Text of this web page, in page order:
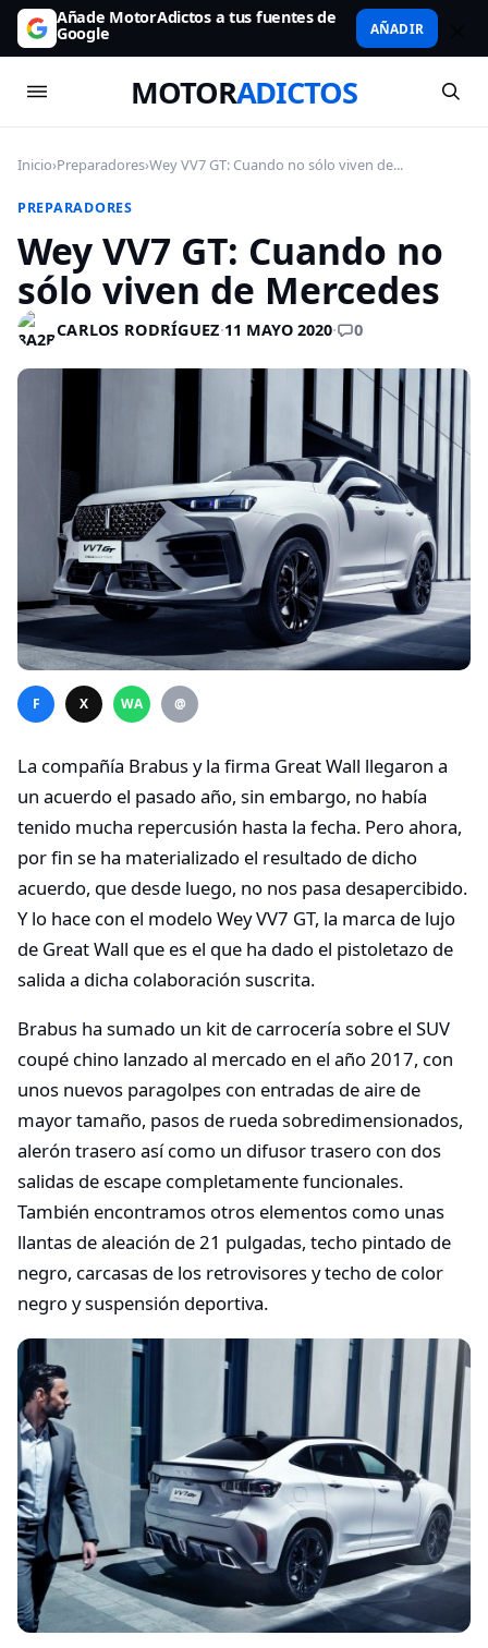
Añade MotorAdictos a tus fuentes de
Google AÑADIR
MOTORADICTOS
Inicio›Preparadores›Wey VV7 GT: Cuando no sólo viven de...
PREPARADORES
Wey VV7 GT: Cuando no
sólo viven de Mercedes
CARLOS RODRÍGUEZ·11 MAYO 2020· 0
F X WA @
La compañía Brabus y la firma Great Wall llegaron a
un acuerdo el pasado año, sin embargo, no había
tenido mucha repercusión hasta la fecha. Pero ahora,
por fin se ha materializado el resultado de dicho
acuerdo, que desde luego, no nos pasa desapercibido.
Y lo hace con el modelo Wey VV7 GT, la marca de lujo
de Great Wall que es el que ha dado el pistoletazo de
salida a dicha colaboración suscrita.
Brabus ha sumado un kit de carrocería sobre el SUV
coupé chino lanzado al mercado en el año 2017, con
unos nuevos paragolpes con entradas de aire de
mayor tamaño, pasos de rueda sobredimensionados,
alerón trasero así como un difusor trasero con dos
salidas de escape completamente funcionales.
También encontramos otros elementos como unas
llantas de aleación de 21 pulgadas, techo pintado de
negro, carcasas de los retrovisores y techo de color
negro y suspensión deportiva.